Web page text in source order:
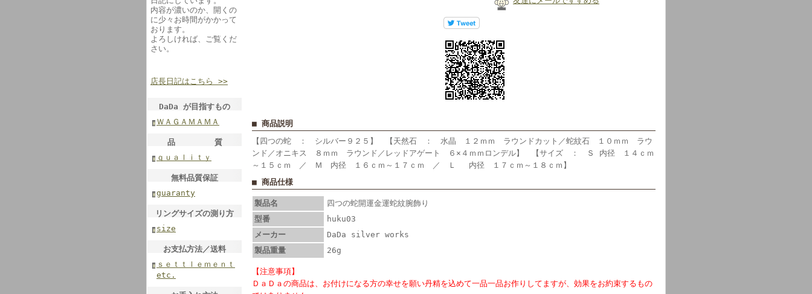
内容が濃いのか、開くの
に少々お時間がかかって
おります。
よろしければ、ご覧くだ
さい。
店長日記はこちら >>
DaDa が目指すもの
ＷＡＧＡＭＡＭＡ
品 質
ｑｕａｌｉｔｙ
無料品質保証
guaranty
リングサイズの測り方
size
お支払方法／送料
ｓｅｔｔｌｅｍｅｎｔ
etc.
■ 商品説明
【四つの蛇 ： シルバー９２５】 【天然石 ： 水晶 １２ｍｍ ラウンドカット／蛇紋石 １０ｍｍ ラウ
ンド／オニキス ８ｍｍ ラウンド／レッドアゲート ６×４ｍｍロンデル】 【サイズ ： Ｓ 内径 １４ｃｍ
～１５ｃｍ ／ Ｍ 内径 １６ｃｍ～１７ｃｍ ／ Ｌ 内径 １７ｃｍ～１８ｃｍ】
■ 商品仕様
製品名
四つの蛇開運金運蛇紋腕飾り
型番
huku03
メーカー
DaDa silver works
製品重量
26g
【注意事項】
ＤａＤａの商品は、お付けになる方の幸せを願い丹精を込めて一品一品お作りしてますが、効果をお約束するもの